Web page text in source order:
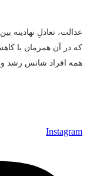
عدالت، تعادلِ نهادینه
که در آن همزمان با
همه افراد شانس رشد و
Instagram